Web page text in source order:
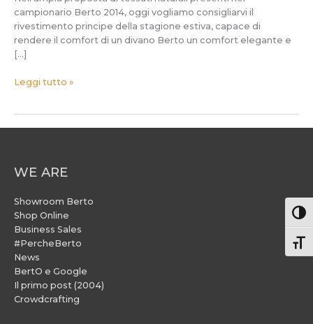
campionario Berto 2014, oggi vogliamo consigliarvi il
rivestimento principe della stagione estiva, capace di
rendere il comfort di un divano Berto un comfort elegante e
[…]
Leggi tutto »
WE ARE
Showroom Berto
Shop Online
Business Sales
#PercheBerto
News
BertO e Google
Il primo post (2004)
Crowdcrafting